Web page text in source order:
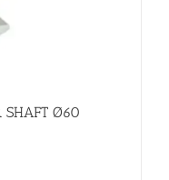
SHAFT Ø60